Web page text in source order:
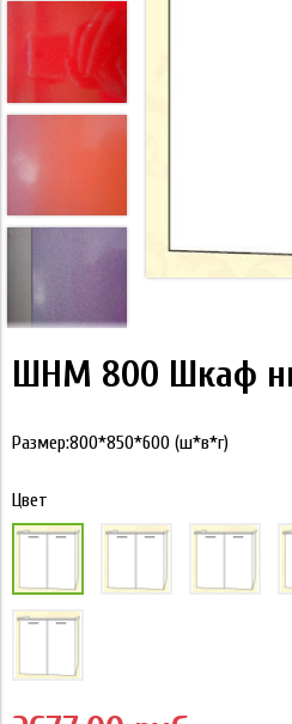
ШНМ 800 Шкаф
Размер:800*850*600 (ш*в*г)
Цвет